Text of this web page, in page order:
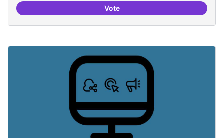
VoteTècniques de seguretat digital